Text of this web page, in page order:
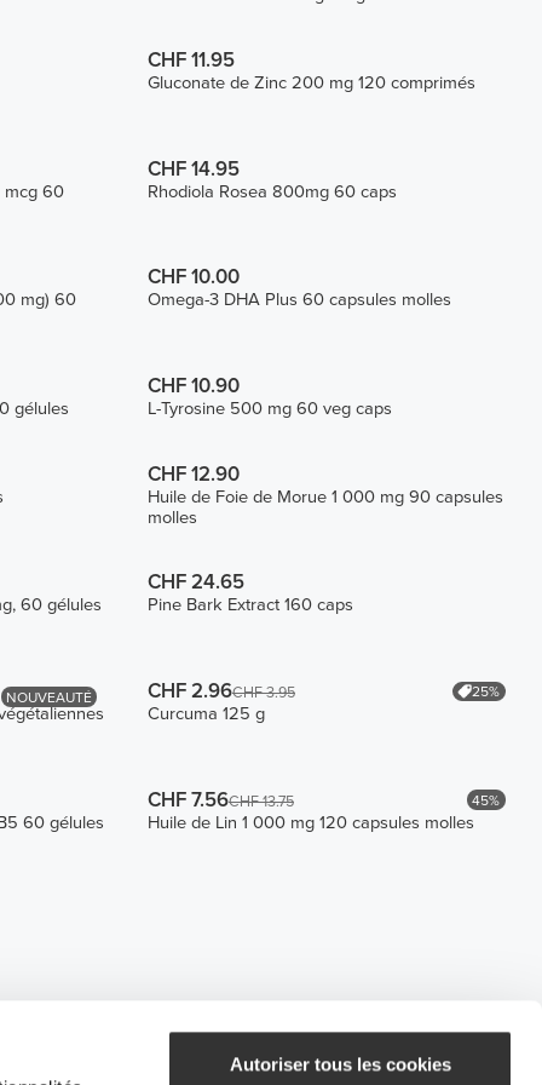
Autoriser tous les cookies
CHF 11.95
Gluconate de Zinc 200 mg 120 comprimés
mcg 60
CHF 14.95
Rhodiola Rosea 800mg 60 caps
mg) 60
CHF 10.00
Omega-3 DHA Plus 60 capsules molles
gélules
CHF 10.90
L-Tyrosine 500 mg 60 veg caps
CHF 12.90
Huile de Foie de Morue 1 000 mg 90 capsules
molles
60 gélules
CHF 24.65
Pine Bark Extract 160 caps
NOUVEAUTÉ CHF 2.96CHF 3.95 25%
Curcuma 125 g
60 gélules
CHF 7.56CHF 13.75 45%
Huile de Lin 1 000 mg 120 capsules molles